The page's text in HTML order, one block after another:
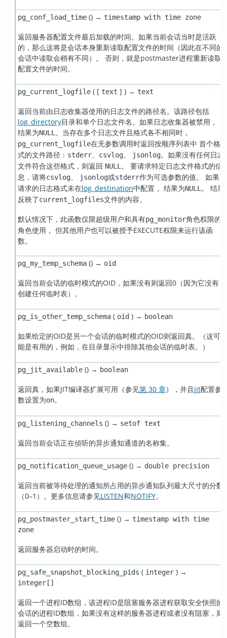
pg_conf_load_time() → timestamp with time zone
返回服务器配置文件最后加载的时间。如果当前会话当时是活跃
的，那么这将是会话本身重新读取配置文件的时间（因此在不同的
会话中读取会稍有不同）。 否则，就是postmaster进程重新读取
配置文件的时间。
pg_current_logfile( [ text ] ) → text
返回当前由日志收集器使用的日志文件的路径名。该路径包括
log_directory目录和单个日志文件名。如果日志收集器被禁用，
结果为NULL 。当存在多个日志文件且格式各不相同时，
pg_current_logfile在无参数调用时返回按顺序列表中 首个格
式的文件路径： stderr、 csvlog、 jsonlog。如果没有任何日志
文件符合这些格式，则返回 NULL 。 要请求特定日志文件格式的信
息，请将csvlog、 jsonlog或stderr作为可选参数的值。 如果
请求的日志格式未在log_destination中配置， 结果为NULL 。 结果
反映了current_logfiles文件的内容。
默认情况下，此函数仅限超级用户和具有pg_monitor角色权限的
角色使用， 但其他用户也可以被授予EXECUTE权限来运行该函
数。
pg_my_temp_schema() → oid
返回当前会话的临时模式的OID，如果没有则返回0（因为它没有
创建任何临时表）。
pg_is_other_temp_schema( oid) → boolean
如果给定的OID是另一个会话的临时模式的OID则返回真。（这可
能是有用的，例如，在目录显示中排除其他会话的临时表。）
pg_jit_available() → boolean
返回真，如果JIT编译器扩展可用（参见第 30 章），并且 jit配置参
数设置为on。
pg_listening_channels () → setof text
返回当前会话正在侦听的异步通知通道的名称集。
pg_notification_queue_usage() → double precision
返回当前被等待处理的通知所占用的异步通知队列最大尺寸的分数
（0–1）。更多信息请参见LISTEN和NOTIFY。
pg_postmaster_start_time() → timestamp with time
zone
返回服务器启动时的时间。
pg_safe_snapshot_blocking_pids ( integer) →
integer[]
返回一个进程ID数组，该进程ID是阻塞服务器进程获取安全快照的
会话的进程ID数组，如果没有这样的服务器进程或者没有阻塞，则
返回一个空数组。